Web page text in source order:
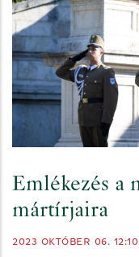
Emlékezés a
mártírjaira
2023 OKTÓBER 06. 12:10